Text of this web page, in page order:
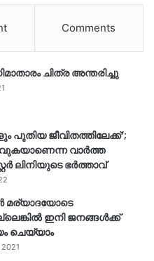
Comments
ചിത്ര അന്തരിച്ചു
പുതിയ ജീവിതത്തിലേക്ക്’;
വാർത്ത
ലിനിയുടെ ഭർത്താവ്
മര്യാദയോടെ
ഇനി ജനങ്ങള്‍ക്ക്
ചെയ്യാം